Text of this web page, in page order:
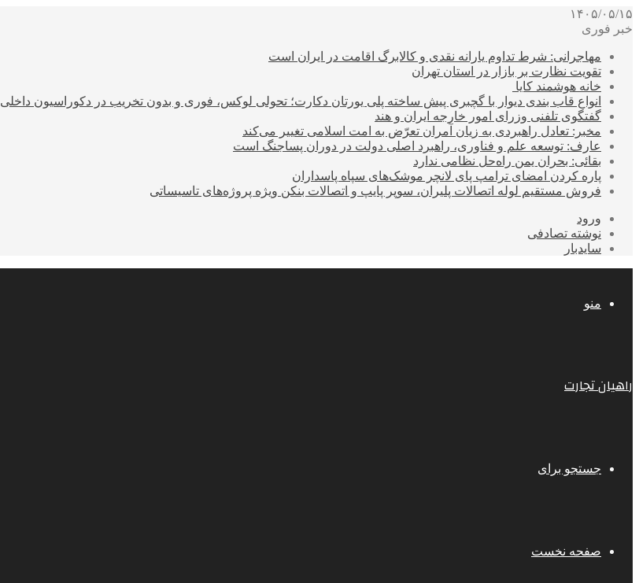
۱۴۰۵/۰۵/۱۵
خبر فوری
مهاجرانی: شرط تداوم یارانه نقدی و کالابرگ اقامت در ایران است
تقویت نظارت بر بازار در استان تهران
خانه هوشمند کایا
انواع قاب بندی دیوار با گچبری پیش ساخته پلی یورتان دکارت؛ تحولی لوکس، فوری و بدون تخریب در دکوراسیون داخلی
گفتگوی تلفنی وزرای امور خارجه ایران و هند
مخبر: تعادل راهبردی به زیان آمران تعرّض به امت اسلامی تغییر می‌کند
عارف: توسعه علم و فناوری، راهبرد اصلی دولت در دوران پساجنگ است
بقائی: بحران یمن راه‌حل نظامی ندارد
پاره کردن امضای ترامپ پای لانچر موشک‌های سپاه پاسداران
فروش مستقیم لوله اتصالات پلیران، سوپر پایپ و اتصالات بنکن ویژه پروژه‌های تاسیساتی
ورود
نوشته تصادفی
سایدبار
منو
راهیان تجارت
جستجو برای
صفحه نخست